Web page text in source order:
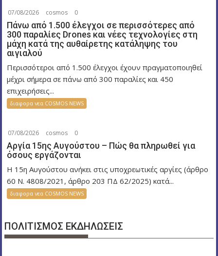
07/08/2026 cosmos 0
Πάνω από 1.500 έλεγχοι σε περισσότερες από
300 παραλίες Drones και νέες τεχνολογίες στη
μάχη κατά της αυθαίρετης κατάληψης του
αιγιαλού
Περισσότεροι από 1.500 έλεγχοι έχουν πραγματοποιηθεί
μέχρι σήμερα σε πάνω από 300 παραλίες και 450
επιχειρήσεις...
διαφορα νεα COSMOS NEWS
07/08/2026 cosmos 0
Αργία 15ης Αυγούστου – Πώς θα πληρωθεί για
όσους εργάζονται
Η 15η Αυγούστου ανήκει στις υποχρεωτικές αργίες (άρθρο
60 Ν. 4808/2021, άρθρο 203 ΠΔ 62/2025) κατά...
διαφορα νεα COSMOS NEWS
ΠΟΛΙΤΙΣΜΟΣ ΕΚΔΗΛΩΣΕΙΣ